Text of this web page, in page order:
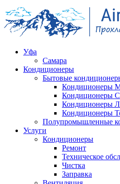
Уфа
Самара
Кондиционеры
Бытовые
Кондиционеры
Кондиционеры
Кондиционеры
Кондиционеры
Полупромышленные
Услуги
Кондиционеры
Ремонт
Техническое
Чистка
Заправка